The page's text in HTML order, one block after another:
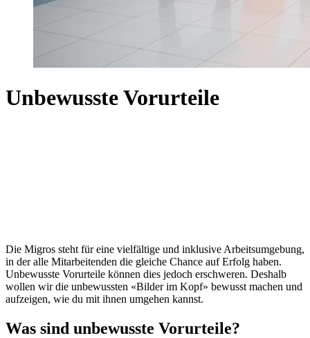
Unbewusste Vorurteile
Die Migros steht für eine vielfältige und inklusive Arbeitsumgebung,
in der alle Mitarbeitenden die gleiche Chance auf Erfolg haben.
Unbewusste Vorurteile können dies jedoch erschweren. Deshalb
wollen wir die unbewussten «Bilder im Kopf» bewusst machen und
aufzeigen, wie du mit ihnen umgehen kannst.
Was sind unbewusste Vorurteile?